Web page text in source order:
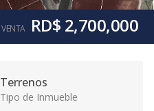
VENTA RD$ 2,700,000
Terrenos
Tipo de Inmueble